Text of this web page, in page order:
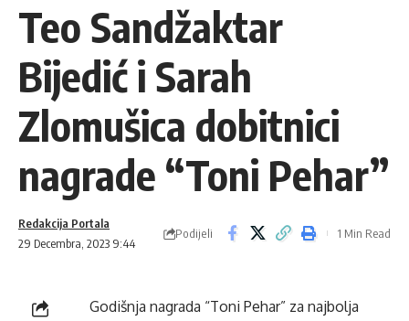
Teo Sandžaktar
Bijedić i Sarah
Zlomušica dobitnici
nagrade “Toni Pehar”
29 Decembra, 2023 9:44
Redakcija Portala
Podijeli 1 Min Read
Godišnja nagrada “Toni Pehar” za najbolja